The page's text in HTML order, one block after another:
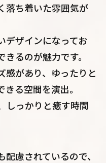
落ち着いた雰囲気が
デザインになってお
るのが魅力です。
感があり、ゆったりと
る空間を演出。
しっかりと癒す時間
慮されているので、